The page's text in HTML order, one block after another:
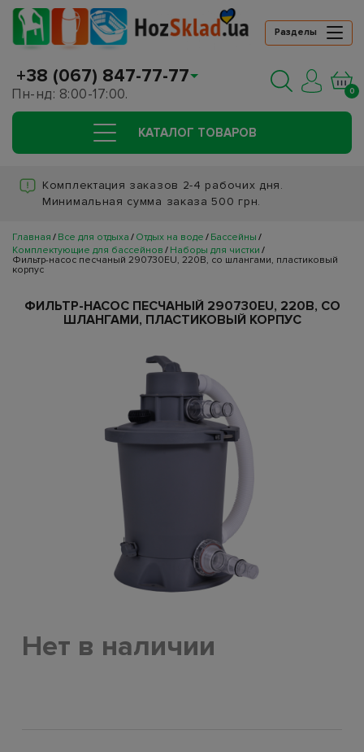
Разделы
+38 (067) 847-77-77
Пн-нд: 8:00-17:00. 0
КАТАЛОГ ТОВАРОВ
Комплектация заказов 2-4 рабочих дня.
Минимальная сумма заказа 500 грн.
Главная Все для отдыха Отдых на воде
Бассейны
Комплектующие для бассейнов
Наборы для чистки
Фильтр-насос песчаный 290730EU, 220В, со шлангами, пластиковый
корпус
ФИЛЬТР-НАСОС ПЕСЧАНЫЙ 290730EU, 220В, СО
ШЛАНГАМИ, ПЛАСТИКОВЫЙ КОРПУС
Нет в наличии